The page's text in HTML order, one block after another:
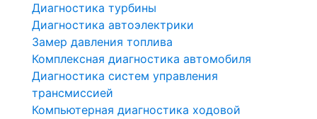
Диагностика турбины
Диагностика автоэлектрики
Замер давления топлива
Комплексная диагностика автомобиля
Диагностика систем управления
трансмиссией
Компьютерная диагностика ходовой